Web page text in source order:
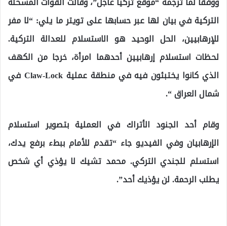
التركية في بيان لها عبر حسابها على تويتر ما يلي: “لا مفر
للإرهابيين، الحل الوحيد هو الاستسلام للعدالة التركية.
لحظات استسلام إرهابيين أحدهما امرأة، خرجا من الكهف
الذي كانوا يختبئون فيه في منطقة عملية Claw-Lock في
شمال العراق “.
وقام أحد الجنود الأتراك في العملية بتصوير استسلام
الإرهابيان وفي الفيديو جاء “تقدم للأمام ببطء برفع يدك،
استسلم للجندي التركي. محمد تشيك لا يؤذي أي شخص
يطلب الرحمة. لن يؤذيك أحد”.